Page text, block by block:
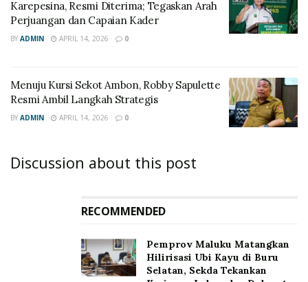
Karepesina, Resmi Diterima; Tegaskan Arah
Perjuangan dan Capaian Kader
BY ADMIN APRIL 14, 2026 0
Menuju Kursi Sekot Ambon, Robby Sapulette
Resmi Ambil Langkah Strategis
BY ADMIN APRIL 14, 2026 0
Discussion about this post
RECOMMENDED
‎Pemprov Maluku Matangkan
Hilirisasi Ubi Kayu di Buru
Selatan, Sekda Tekankan